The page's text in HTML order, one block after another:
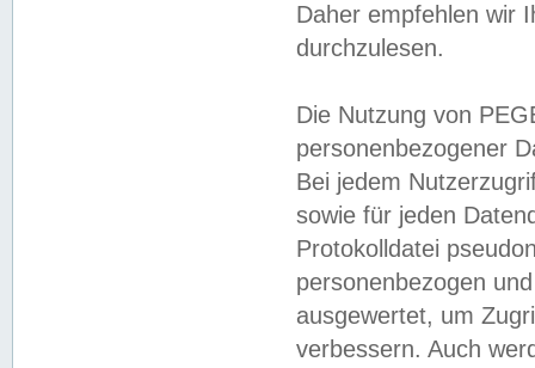
Daher empfehlen wir
durchzulesen.
Die Nutzung von
personenbezogener
Bei jedem
sowie für jeden
Protokolldatei
personenbezogen
ausgewertet, um
verbessern. Auch